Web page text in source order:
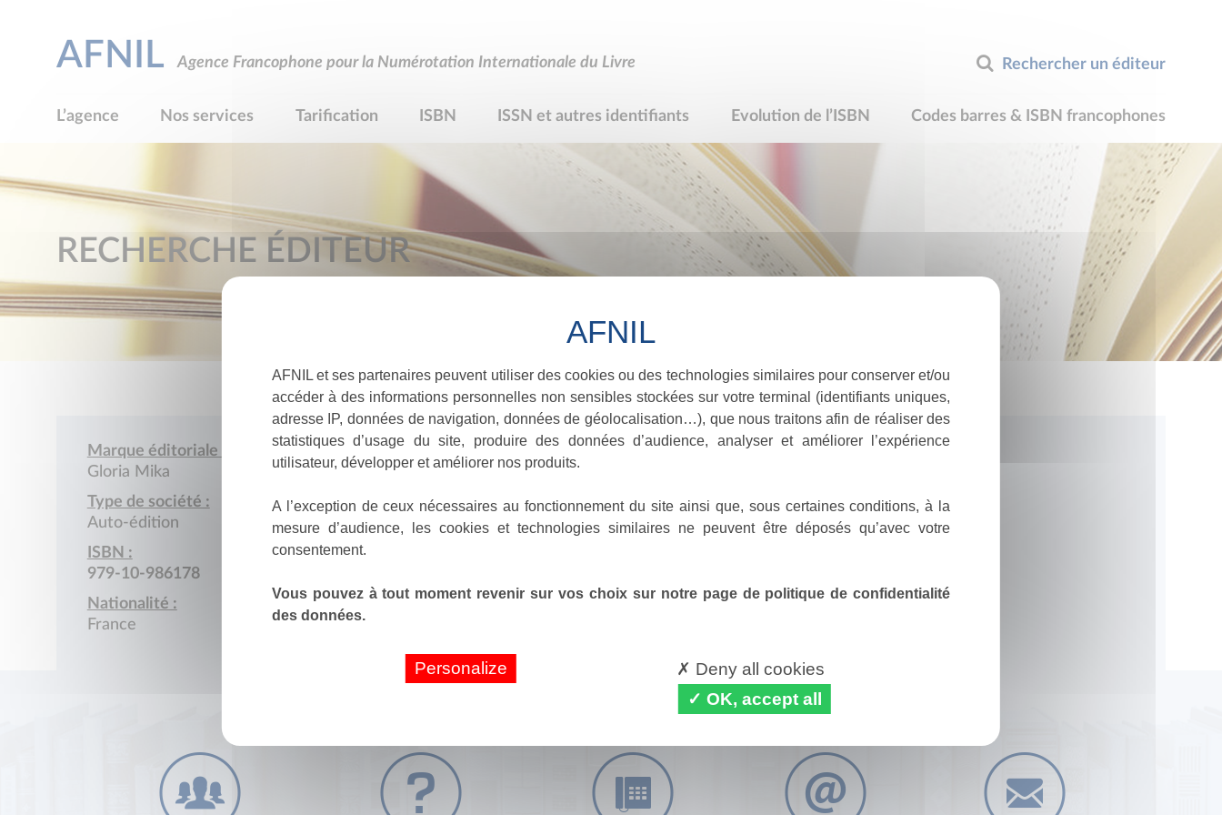
Rechercher un éditeur
AFNIL Agence Francophone pour la Numérotation Internationale du Livre
L’agence Nos services Tarification ISBN ISSN et autres identifiants Evolution de l’ISBN Codes barres & ISBN francophones
RECHERCHE ÉDITEUR
Marque éditoriale :
Gloria Mika
Type de société :
Auto-édition
ISBN :
979-10-986178
Nationalité :
France
AFNIL et ses partenaires peuvent utiliser des cookies ou des technologies similaires pour conserver et/ou
accéder à des informations personnelles non sensibles stockées sur votre terminal (identifiants uniques,
adresse IP, données de navigation, données de géolocalisation…), que nous traitons afin de réaliser des
statistiques d’usage du site, produire des données d’audience, analyser et améliorer l’expérience
utilisateur, développer et améliorer nos produits.
A l’exception de ceux nécessaires au fonctionnement du site ainsi que, sous certaines conditions, à la
mesure d’audience, les cookies et technologies similaires ne peuvent être déposés qu’avec votre
consentement.
Vous pouvez à tout moment revenir sur vos choix sur notre page de politique de confidentialité
des données.
Personalize
Deny all cookies
OK, accept all